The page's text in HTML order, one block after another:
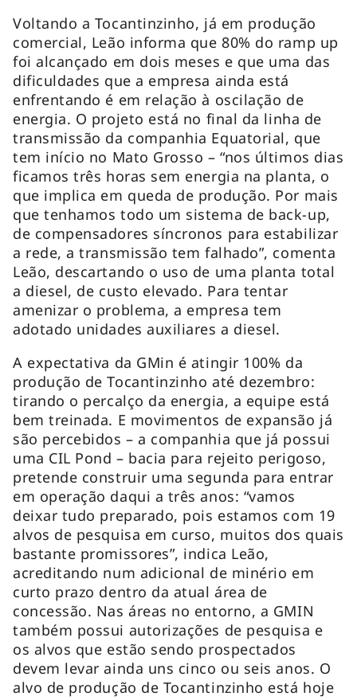
Voltando a Tocantinzinho, já em produção
comercial, Leão informa que 80% do ramp up
foi alcançado em dois meses e que uma das
dificuldades que a empresa ainda está
enfrentando é em relação à oscilação de
energia. O projeto está no final da linha de
transmissão da companhia Equatorial, que
tem início no Mato Grosso – “nos últimos dias
ficamos três horas sem energia na planta, o
que implica em queda de produção. Por mais
que tenhamos todo um sistema de back-up,
de compensadores síncronos para estabilizar
a rede, a transmissão tem falhado”, comenta
Leão, descartando o uso de uma planta total
a diesel, de custo elevado. Para tentar
amenizar o problema, a empresa tem
adotado unidades auxiliares a diesel.
A expectativa da GMin é atingir 100% da
produção de Tocantinzinho até dezembro:
tirando o percalço da energia, a equipe está
bem treinada. E movimentos de expansão já
são percebidos – a companhia que já possui
uma CIL Pond – bacia para rejeito perigoso,
pretende construir uma segunda para entrar
em operação daqui a três anos: “vamos
deixar tudo preparado, pois estamos com 19
alvos de pesquisa em curso, muitos dos quais
bastante promissores”, indica Leão,
acreditando num adicional de minério em
curto prazo dentro da atual área de
concessão. Nas áreas no entorno, a GMIN
também possui autorizações de pesquisa e
os alvos que estão sendo prospectados
devem levar ainda uns cinco ou seis anos. O
alvo de produção de Tocantinzinho está hoje